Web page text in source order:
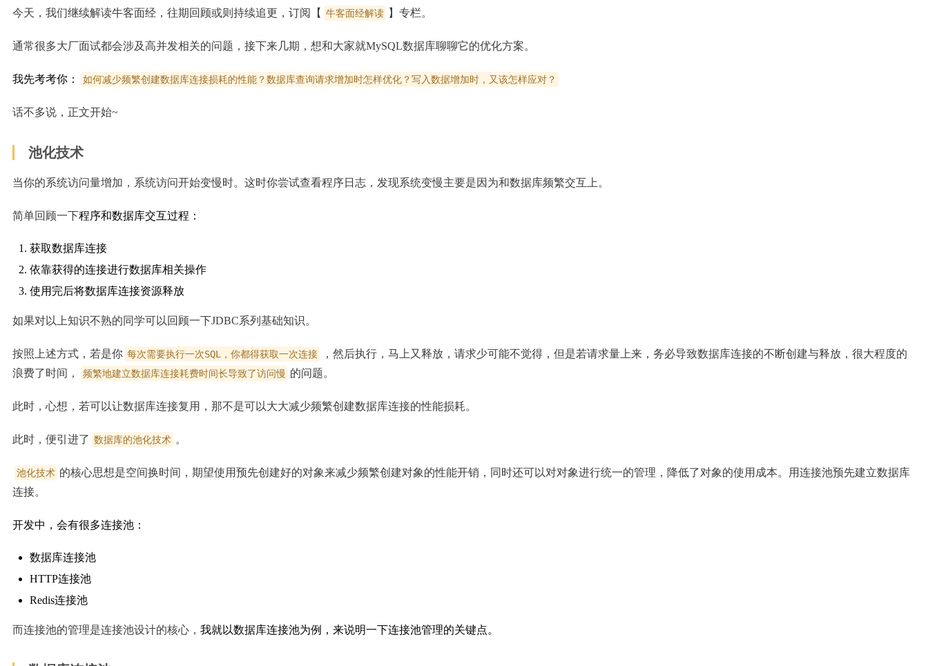
今天，我们继续解读牛客面经，往期回顾或则持续追更，订阅【 牛客面经解读 】专栏。
通常很多大厂面试都会涉及高并发相关的问题，接下来几期，想和大家就MySQL数据库聊聊它的优化方案。
我先考考你： 如何减少频繁创建数据库连接损耗的性能？数据库查询请求增加时怎样优化？写入数据增加时，又该怎样应对？
话不多说，正文开始~
池化技术
当你的系统访问量增加，系统访问开始变慢时。这时你尝试查看程序日志，发现系统变慢主要是因为和数据库频繁交互上。
简单回顾一下程序和数据库交互过程：
获取数据库连接
依靠获得的连接进行数据库相关操作
使用完后将数据库连接资源释放
如果对以上知识不熟的同学可以回顾一下JDBC系列基础知识。
按照上述方式，若是你 每次需要执行一次SQL，你都得获取一次连接
，然后执行，马上又释放，请求少可能不觉得，但是若请求量上来，务必导致数据库连接的不断创建与释放，很大程度的
浪费了时间，
频繁地建立数据库连接耗费时间长导致了访问慢 的问题。
此时，心想，若可以让数据库连接复用，那不是可以大大减少频繁创建数据库连接的性能损耗。
此时，便引进了 数据库的池化技术 。
池化技术 的核心思想是空间换时间，期望使用预先创建好的对象来减少频繁创建对象的性能开销，同时还可以对对象进行统一的管理，降低了对象的使用成本。用连接池预先建立数据库
连接。
开发中，会有很多连接池：
数据库连接池
HTTP连接池
Redis连接池
而连接池的管理是连接池设计的核心， 我就以数据库连接池为例，来说明一下连接池管理的关键点。